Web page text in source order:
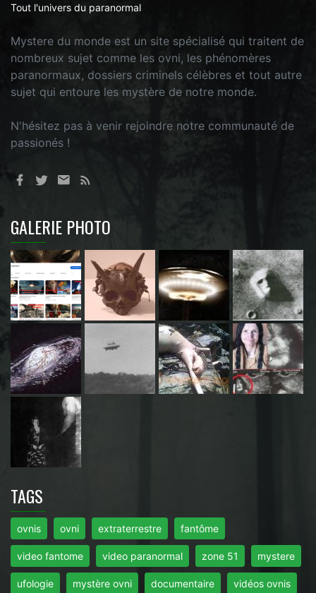
Tout l'univers du paranormal
Mystere du monde est un site spécialisé qui traitent de
nombreux sujet comme les ovni, les phénomères
paranormaux, dossiers criminels célèbres et tout autre
sujet qui entoure les mystère de notre monde.
N'hésitez pas à venir rejoindre notre communauté de
passionés !
GALERIE PHOTO
TAGS
ovnis ovni extraterrestre fantôme
video fantome video paranormal zone 51 mystere
ufologie mystère ovni documentaire vidéos ovnis